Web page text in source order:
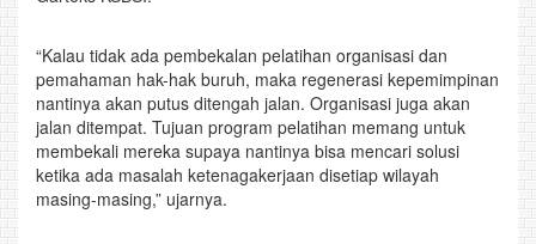
“Kalau tidak ada pembekalan pelatihan organisasi dan
pemahaman hak-hak buruh, maka regenerasi kepemimpinan
nantinya akan putus ditengah jalan. Organisasi juga akan
jalan ditempat. Tujuan program pelatihan memang untuk
membekali mereka supaya nantinya bisa mencari solusi
ketika ada masalah ketenagakerjaan disetiap wilayah
masing-masing,” ujarnya.